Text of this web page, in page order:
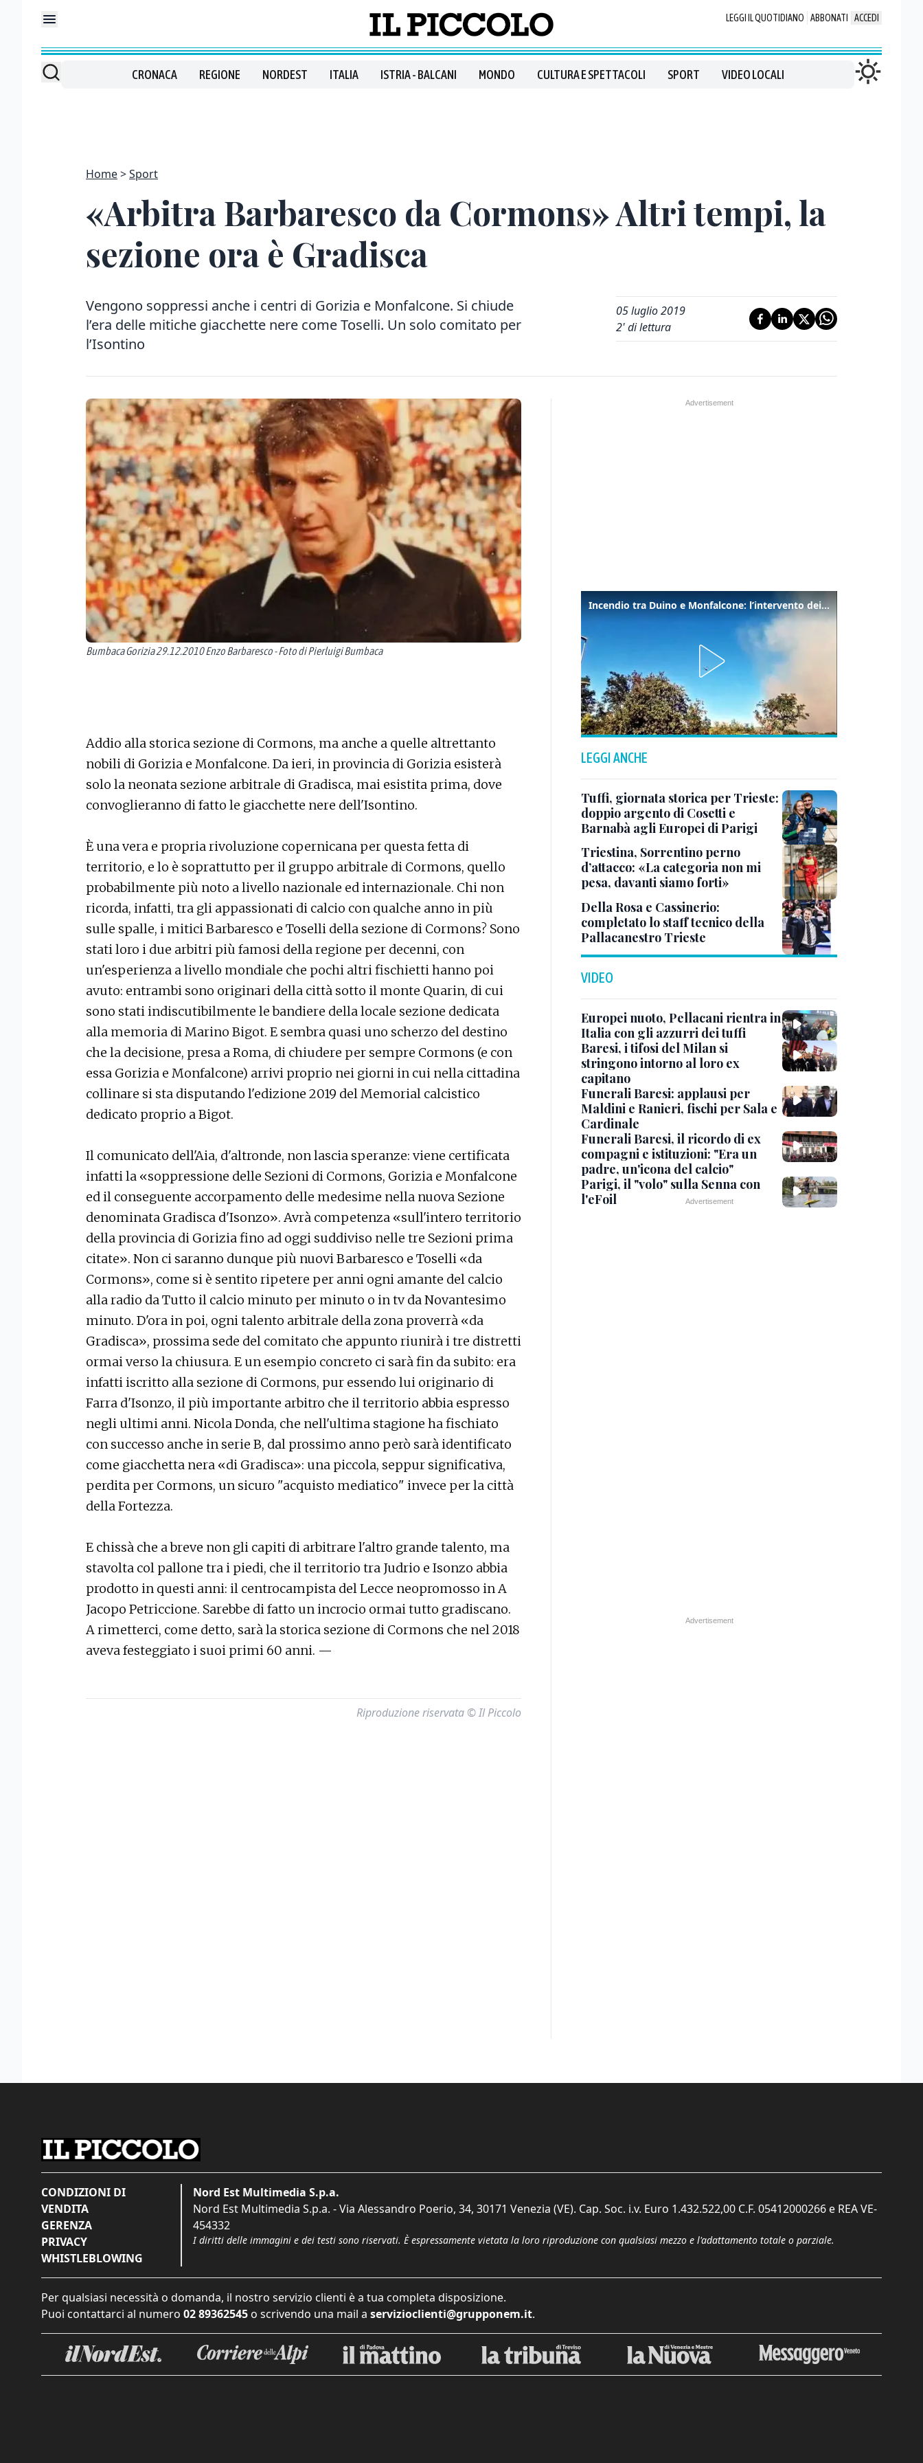
LEGGI IL QUOTIDIANO ABBONATI ACCEDI
CRONACA REGIONE NORDEST ITALIA ISTRIA - BALCANI MONDO CULTURA E SPETTACOLI SPORT VIDEO LOCALI
Home Sport
«Arbitra Barbaresco da Cormons» Altri tempi, la
sezione ora è Gradisca
Vengono soppressi anche i centri di Gorizia e Monfalcone. Si chiude
l’era delle mitiche giacchette nere come Toselli. Un solo comitato per
l’Isontino
05 luglio 2019
2' di lettura
Bumbaca Gorizia 29.12.2010 Enzo Barbaresco - Foto di Pierluigi Bumbaca
Addio alla storica sezione di Cormons, ma anche a quelle altrettanto
nobili di Gorizia e Monfalcone. Da ieri, in provincia di Gorizia esisterà
solo la neonata sezione arbitrale di Gradisca, mai esistita prima, dove
convoglieranno di fatto le giacchette nere dell'Isontino.
È una vera e propria rivoluzione copernicana per questa fetta di
territorio, e lo è soprattutto per il gruppo arbitrale di Cormons, quello
probabilmente più noto a livello nazionale ed internazionale. Chi non
ricorda, infatti, tra gli appassionati di calcio con qualche anno in più
sulle spalle, i mitici Barbaresco e Toselli della sezione di Cormons? Sono
stati loro i due arbitri più famosi della regione per decenni, con
un'esperienza a livello mondiale che pochi altri fischietti hanno poi
avuto: entrambi sono originari della città sotto il monte Quarin, di cui
sono stati indiscutibilmente le bandiere della locale sezione dedicata
alla memoria di Marino Bigot. E sembra quasi uno scherzo del destino
che la decisione, presa a Roma, di chiudere per sempre Cormons (e con
essa Gorizia e Monfalcone) arrivi proprio nei giorni in cui nella cittadina
collinare si sta disputando l'edizione 2019 del Memorial calcistico
dedicato proprio a Bigot.
Il comunicato dell'Aia, d'altronde, non lascia speranze: viene certificata
infatti la «soppressione delle Sezioni di Cormons, Gorizia e Monfalcone
ed il conseguente accorpamento delle medesime nella nuova Sezione
denominata Gradisca d'Isonzo». Avrà competenza «sull'intero territorio
della provincia di Gorizia fino ad oggi suddiviso nelle tre Sezioni prima
citate». Non ci saranno dunque più nuovi Barbaresco e Toselli «da
Cormons», come si è sentito ripetere per anni ogni amante del calcio
alla radio da Tutto il calcio minuto per minuto o in tv da Novantesimo
minuto. D'ora in poi, ogni talento arbitrale della zona proverrà «da
Gradisca», prossima sede del comitato che appunto riunirà i tre distretti
ormai verso la chiusura. E un esempio concreto ci sarà fin da subito: era
infatti iscritto alla sezione di Cormons, pur essendo lui originario di
Farra d'Isonzo, il più importante arbitro che il territorio abbia espresso
negli ultimi anni. Nicola Donda, che nell'ultima stagione ha fischiato
con successo anche in serie B, dal prossimo anno però sarà identificato
come giacchetta nera «di Gradisca»: una piccola, seppur significativa,
perdita per Cormons, un sicuro "acquisto mediatico" invece per la città
della Fortezza.
E chissà che a breve non gli capiti di arbitrare l'altro grande talento, ma
stavolta col pallone tra i piedi, che il territorio tra Judrio e Isonzo abbia
prodotto in questi anni: il centrocampista del Lecce neopromosso in A
Jacopo Petriccione. Sarebbe di fatto un incrocio ormai tutto gradiscano.
A rimetterci, come detto, sarà la storica sezione di Cormons che nel 2018
aveva festeggiato i suoi primi 60 anni. —
Riproduzione riservata © Il Piccolo
Incendio tra Duino e Monfalcone: l’intervento dei vigili del fuoco
LEGGI ANCHE
Tuffi, giornata storica per Trieste:
doppio argento di Cosetti e
Barnabà agli Europei di Parigi
Triestina, Sorrentino perno
d’attacco: «La categoria non mi
pesa, davanti siamo forti»
Della Rosa e Cassinerio:
completato lo staff tecnico della
Pallacanestro Trieste
VIDEO
Europei nuoto, Pellacani rientra in
Italia con gli azzurri dei tuffi
Baresi, i tifosi del Milan si
stringono intorno al loro ex
capitano
Funerali Baresi: applausi per
Maldini e Ranieri, fischi per Sala e
Cardinale
Funerali Baresi, il ricordo di ex
compagni e istituzioni: "Era un
padre, un'icona del calcio"
Parigi, il "volo" sulla Senna con
l'eFoil
CONDIZIONI DI
VENDITA
GERENZA
PRIVACY
WHISTLEBLOWING
Nord Est Multimedia S.p.a.
Nord Est Multimedia S.p.a. - Via Alessandro Poerio, 34, 30171 Venezia (VE). Cap. Soc. i.v. Euro 1.432.522,00 C.F. 05412000266 e REA VE-
454332
I diritti delle immagini e dei testi sono riservati. È espressamente vietata la loro riproduzione con qualsiasi mezzo e l'adattamento totale o parziale.
Per qualsiasi necessità o domanda, il nostro servizio clienti è a tua completa disposizione.
Puoi contattarci al numero 02 89362545 o scrivendo una mail a servizioclienti@grupponem.it.